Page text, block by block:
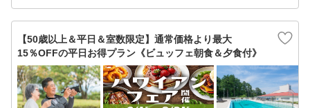
【50歳以上＆平日＆室数限定】通常価格より最大
15％OFFの平日お得プラン《ビュッフェ朝食＆夕食付》